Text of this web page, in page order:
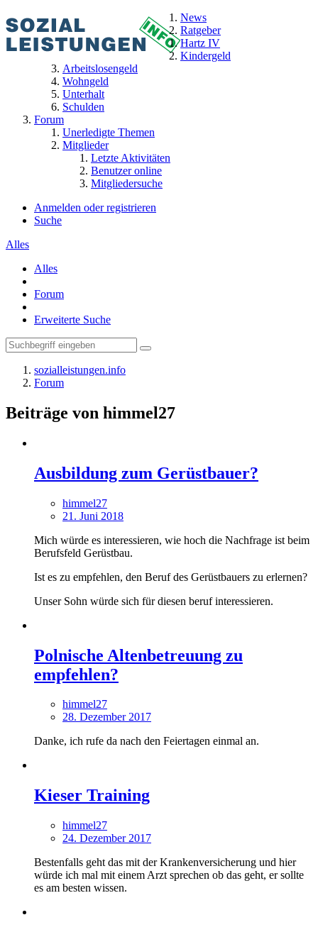
News
Ratgeber
Hartz IV
Kindergeld
Arbeitslosengeld
Wohngeld
Unterhalt
Schulden
Forum
Unerledigte Themen
Mitglieder
Letzte Aktivitäten
Benutzer online
Mitgliedersuche
Anmelden oder registrieren
Suche
Alles
Alles
Forum
Erweiterte Suche
sozialleistungen.info
Forum
Beiträge von himmel27
Ausbildung zum Gerüstbauer?
himmel27
21. Juni 2018
Mich würde es interessieren, wie hoch die Nachfrage ist beim
Berufsfeld Gerüstbau.
Ist es zu empfehlen, den Beruf des Gerüstbauers zu erlernen?
Unser Sohn würde sich für diesen beruf interessieren.
Polnische Altenbetreuung zu
empfehlen?
himmel27
28. Dezember 2017
Danke, ich rufe da nach den Feiertagen einmal an.
Kieser Training
himmel27
24. Dezember 2017
Bestenfalls geht das mit der Krankenversicherung und hier
würde ich mal mit einem Arzt sprechen ob das geht, er sollte
es am besten wissen.